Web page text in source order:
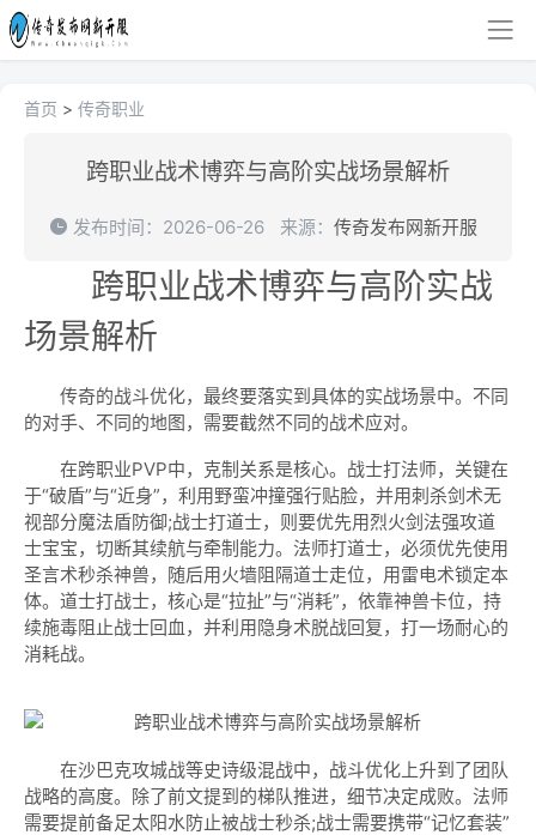
首页 > 传奇职业
跨职业战术博弈与高阶实战场景解析
发布时间：2026-06-26 来源： 传奇发布网新开服
跨职业战术博弈与高阶实战
场景解析
传奇的战斗优化，最终要落实到具体的实战场景中。不同
的对手、不同的地图，需要截然不同的战术应对。
在跨职业PVP中，克制关系是核心。战士打法师，关键在
于“破盾”与“近身”，利用野蛮冲撞强行贴脸，并用刺杀剑术无
视部分魔法盾防御;战士打道士，则要优先用烈火剑法强攻道
士宝宝，切断其续航与牵制能力。法师打道士，必须优先使用
圣言术秒杀神兽，随后用火墙阻隔道士走位，用雷电术锁定本
体。道士打战士，核心是“拉扯”与“消耗”，依靠神兽卡位，持
续施毒阻止战士回血，并利用隐身术脱战回复，打一场耐心的
消耗战。
在沙巴克攻城战等史诗级混战中，战斗优化上升到了团队
战略的高度。除了前文提到的梯队推进，细节决定成败。法师
需要提前备足太阳水防止被战士秒杀;战士需要携带“记忆套装”